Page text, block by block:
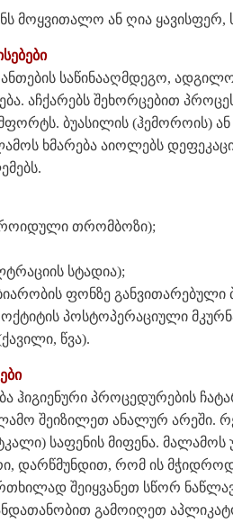
მოყვითალო ან ღია ყავისფერ,
ანთების საწინააღმდეგო,
აჩქარებს შეხორცებით
ბუასილის (ჰემოროის)
ხმარება აიოლებს
თრომბოზი);
სტადია);
ფონზე
პოსტოპერაციული
წვა).
ჰიგიენური პროცედურების
შეიზილეთ ანალურ არეში.
საფენის მიფენა.
დარწმუნდით, რომ ის
შეიყვანეთ სწორ
გამოიღეთ